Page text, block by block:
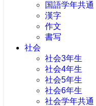
国語学年共通
漢字
作文
書写
社会
社会3年生
社会4年生
社会5年生
社会6年生
社会学年共通